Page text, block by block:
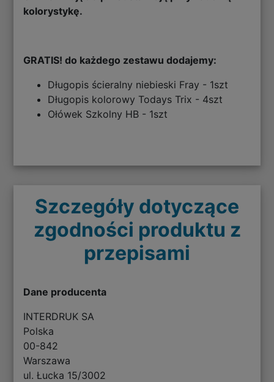
kolorystykę.
GRATIS! do każdego zestawu dodajemy:
Długopis ścieralny niebieski Fray - 1szt
Długopis kolorowy Todays Trix - 4szt
Ołówek Szkolny HB - 1szt
Szczegóły dotyczące
zgodności produktu z
przepisami
Dane producenta
INTERDRUK SA
Polska
00-842
Warszawa
ul. Łucka 15/3002